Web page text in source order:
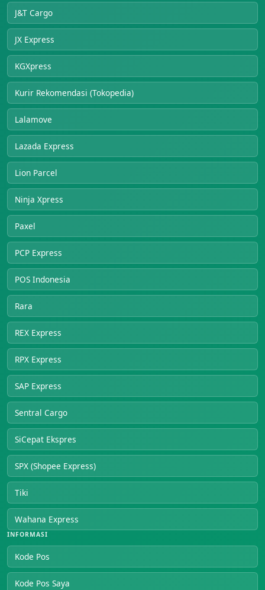
J&T Cargo
JX Express
KGXpress
Kurir Rekomendasi (Tokopedia)
Lalamove
Lazada Express
Lion Parcel
Ninja Xpress
Paxel
PCP Express
POS Indonesia
Rara
REX Express
RPX Express
SAP Express
Sentral Cargo
SiCepat Ekspres
SPX (Shopee Express)
Tiki
Wahana Express
INFORMASI
Kode Pos
Kode Pos Saya